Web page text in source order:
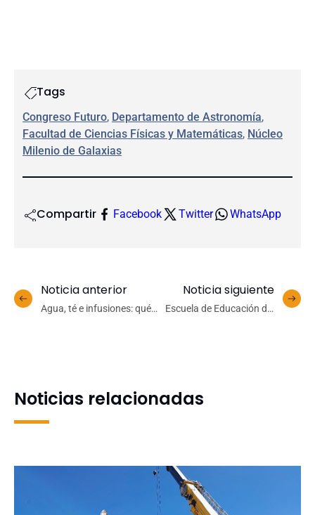
Tags
Congreso Futuro, Departamento de Astronomía
Facultad de Ciencias Físicas y Matemáticas, Núcleo
Milenio de Galaxias
Compartir Facebook Twitter WhatsApp
Noticia anterior
Agua, té e infusiones: qué
Noticia siguiente
Escuela de Educación del
Noticias relacionadas